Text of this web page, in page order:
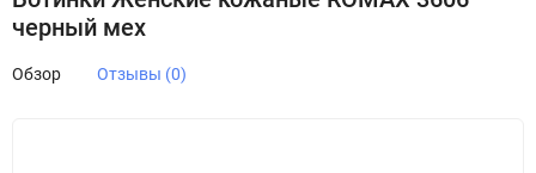
черный мех
Обзор Отзывы (0)